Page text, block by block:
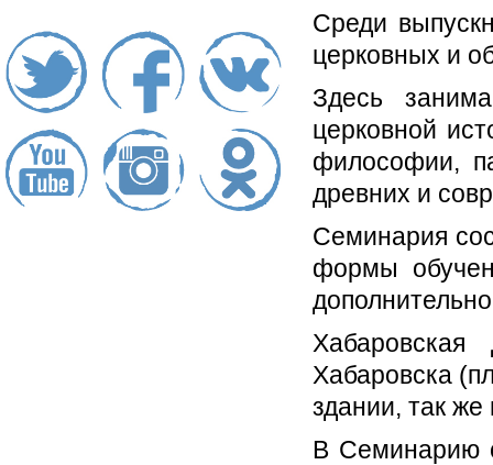
Среди
церковных и
Здесь
церковной
философии,
древних и
Семинария
формы
Хабаровска
здании, так
В Семинарию